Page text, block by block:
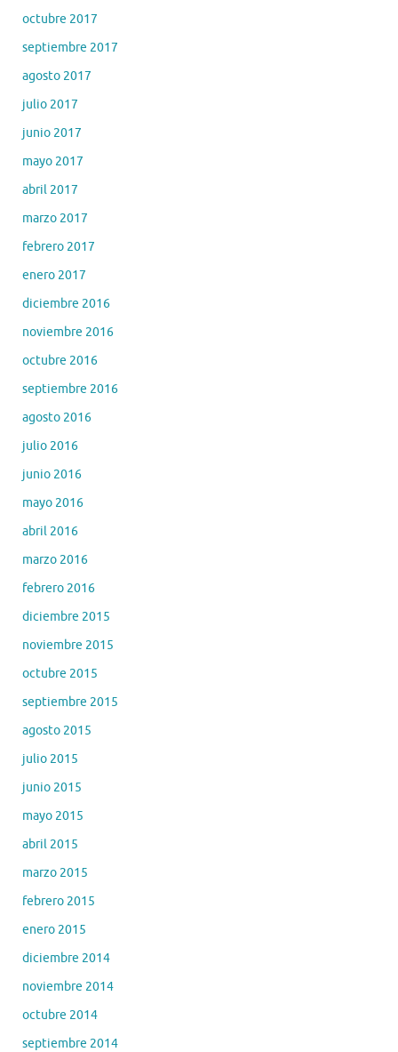
octubre 2017
septiembre 2017
agosto 2017
julio 2017
junio 2017
mayo 2017
abril 2017
marzo 2017
febrero 2017
enero 2017
diciembre 2016
noviembre 2016
octubre 2016
septiembre 2016
agosto 2016
julio 2016
junio 2016
mayo 2016
abril 2016
marzo 2016
febrero 2016
diciembre 2015
noviembre 2015
octubre 2015
septiembre 2015
agosto 2015
julio 2015
junio 2015
mayo 2015
abril 2015
marzo 2015
febrero 2015
enero 2015
diciembre 2014
noviembre 2014
octubre 2014
septiembre 2014